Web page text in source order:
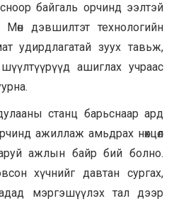
байгаль орчинд ээлтэй
дэвшилтэт технологийн
удирдлагатай зуух тавьж,
ашиглах учраас
станц барьснаар ард
ажиллаж амьдрах нөхцөл
ажлын байр бий болно.
хүчнийг давтан сургах,
мэргэшүүлэх тал дээр